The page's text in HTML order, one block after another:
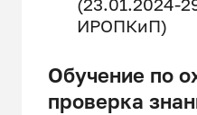
ИРОПКиП)
Обучение по
проверка